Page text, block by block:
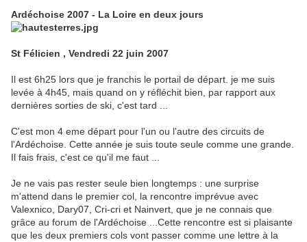
Ardéchoise 2007 - La Loire en deux jours
St Félicien , Vendredi 22 juin 2007
Il est 6h25 lors que je franchis le portail de départ. je me suis
levée à 4h45, mais quand on y réfléchit bien, par rapport aux
dernières sorties de ski, c'est tard ...
C'est mon 4 eme départ pour l'un ou l'autre des circuits de
l'Ardéchoise. Cette année je suis toute seule comme une grande.
Il fais frais, c'est ce qu'il me faut ...
Je ne vais pas rester seule bien longtemps : une surprise
m'attend dans le premier col, la rencontre imprévue avec
Valexnico, Dary07, Cri-cri et Nainvert, que je ne connais que
grâce au forum de l'Ardéchoise ...Cette rencontre est si plaisante
que les deux premiers cols vont passer comme une lettre à la